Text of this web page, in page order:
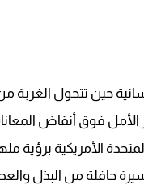
حين تتحول الغربة
فوق أنقاض المعاناة
الأمريكية برؤية
حافلة من البذل